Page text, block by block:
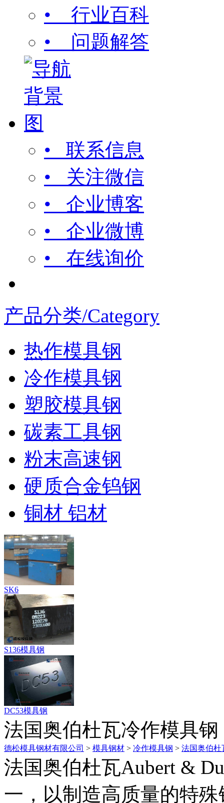
• 行业百科
• 问题解答
• 联系信息
• 关注微信
• 企业博客
• 企业微博
• 在线询价
产品分类/Category
热作模具钢
冷作模具钢
塑胶模具钢
碳素工具钢
粉末高速钢
硬质合金钨钢
铜材 铝材
SK6
S136模具钢
DC53模具钢
法国奥伯杜瓦冷作模具钢
德松模具钢材有限公司 > 模具钢材 > 冷作模具钢 > 法国奥伯杜
法国奥伯杜瓦Aubert &
一，以制造高质量的特